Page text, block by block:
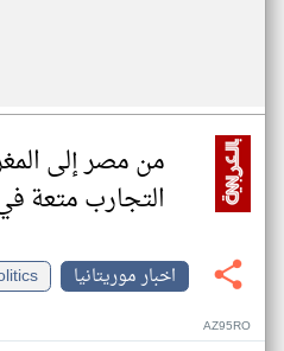
من مصر إلى
التجارب متعة
اخبار موريتانيا
AZ95RO